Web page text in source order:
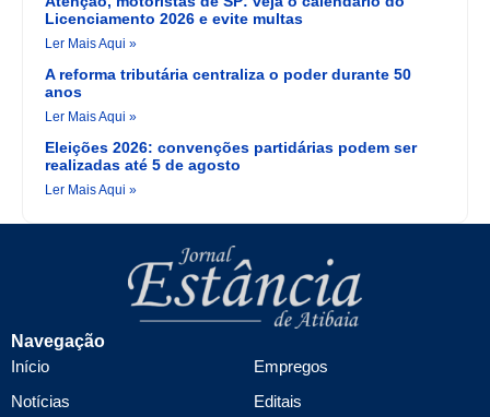
Licenciamento 2026 e evite multas
Ler Mais Aqui »
A reforma tributária centraliza o poder durante 50
anos
Ler Mais Aqui »
Eleições 2026: convenções partidárias podem ser
realizadas até 5 de agosto
Ler Mais Aqui »
Navegação
Início
Notícias
Empregos
Editais